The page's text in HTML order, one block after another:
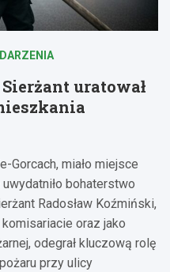
uratował
Gorcach, miało miejsce
bohaterstwo
Radosław Koźmiński,
oraz jako
odegrał kluczową rolę
przy ulicy